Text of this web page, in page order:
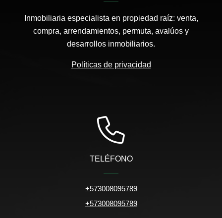
Inmobiliaria especialista en propiedad raíz: venta,
compra, arrendamientos, permuta, avalúos y
desarrollos inmobiliarios.
Políticas de privacidad
TELÉFONO
+573008095789
+573008095789